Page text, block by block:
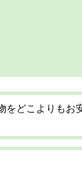
どこよりもお